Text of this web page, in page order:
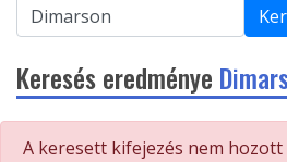
Keresés eredménye
A keresett kifejezés nem hozott